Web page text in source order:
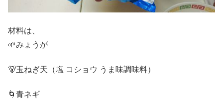
材料は、
🌱みょうが
🐻玉ねぎ天（塩 コショウ うま味調味料）
🌀青ネギ